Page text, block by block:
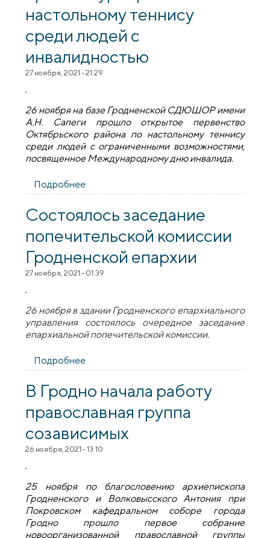
настольному теннису
среди людей с
инвалидностью
27 ноября, 2021 - 21:29
26 ноября на базе Гродненской СДЮШОР имени
А.Н. Сапеги прошло открытое первенство
Октябрьского района по настольному теннису
среди людей с ограниченными возможностями,
посвященное Международному дню инвалида.
Подробнее
прошел турнир по настольному теннису
Состоялось заседание
попечительской комиссии
Гродненской епархии
27 ноября, 2021 - 01:39
26 ноября в здании Гродненского епархиального
управления состоялось очередное заседание
епархиальной попечительской комиссии.
Подробнее
попечительской комиссии Гродненской
В Гродно начала работу
православная группа
созависимых
26 ноября, 2021 - 13:10
25 ноября по благословению архиепископа
Гродненского и Волковысского Антония при
Покровском кафедральном соборе города
Гродно прошло первое собрание
новоорганизованной православной группы